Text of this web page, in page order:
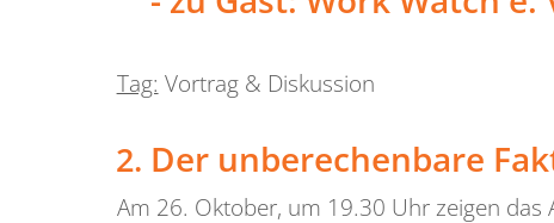
Tag: Vortrag & Diskussion
Der unberechenbare
Am 26. Oktober, um 19.30 Uhr zeigen das